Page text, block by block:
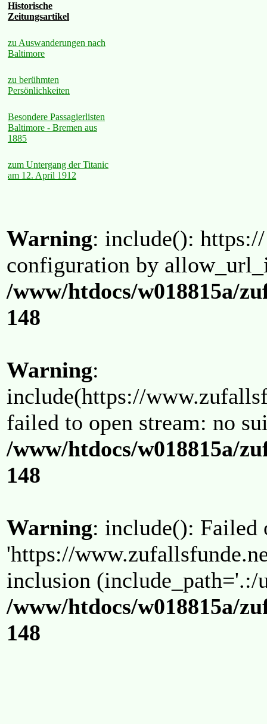
Historische
Zeitungsartikel
zu Auswanderungen nach
Baltimore
zu berühmten
Persönlichkeiten
Besondere Passagierlisten
Baltimore - Bremen aus
1885
zum Untergang der Titanic
am 12. April 1912
Warning: include():
configuration by
/www/htdocs/w018815a/
148
Warning:
include(https://
failed to open stream: no
/www/htdocs/w018815a/
148
Warning: include(): Failed
'https://
inclusion (include_path='.:/
/www/htdocs/w018815a/
148